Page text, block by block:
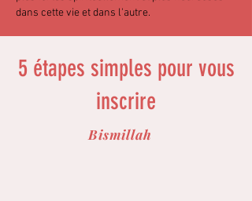
dans cette vie et dans l'autre.
5 étapes simples pour vous
inscrire
Bismillah